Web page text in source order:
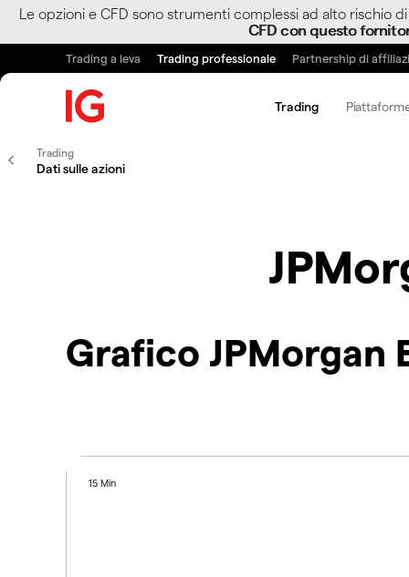
Le opzioni e CFD sono strumenti complessi ad alto rischio
CFD con questo
Trading a leva Trading professionale Partnership di
Trading
Trading
Dati sulle azioni
Grafico JPMorgan
15 Min